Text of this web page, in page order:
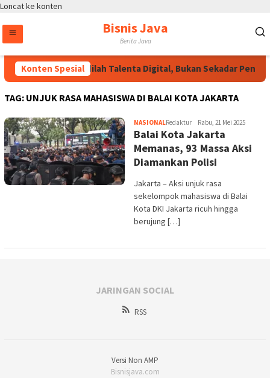
Loncat ke konten
Bisnis Java
Berita Java
Konten Spesial
Wakapolri: Jadilah Talenta Digital, Bukan Sekadar
TAG: UNJUK RASA MAHASISWA DI BALAI KOTA JAKARTA
NASIONALRedaktur Rabu, 21 Mei 2025
Balai Kota Jakarta
Memanas, 93 Massa Aksi
Diamankan Polisi
Jakarta – Aksi unjuk rasa
sekelompok mahasiswa di Balai
Kota DKI Jakarta ricuh hingga
berujung […]
JARINGAN SOCIAL
RSS
Versi Non AMP
Bisnisjava.com